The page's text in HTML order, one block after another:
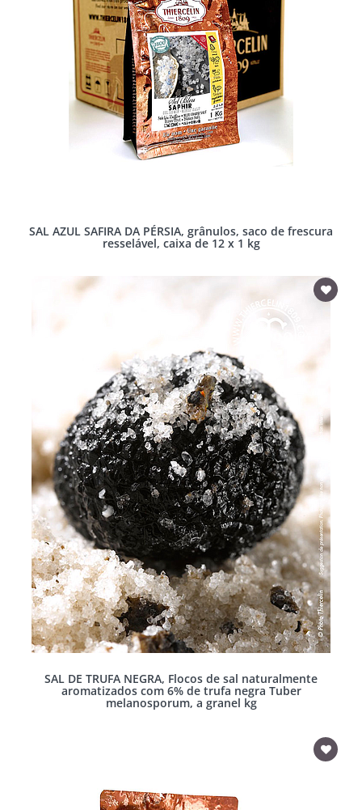
SAL AZUL SAFIRA DA PÉRSIA, grânulos, saco de frescura
resselável, caixa de 12 x 1 kg
SAL DE TRUFA NEGRA, Flocos de sal naturalmente
aromatizados com 6% de trufa negra Tuber
melanosporum, a granel kg